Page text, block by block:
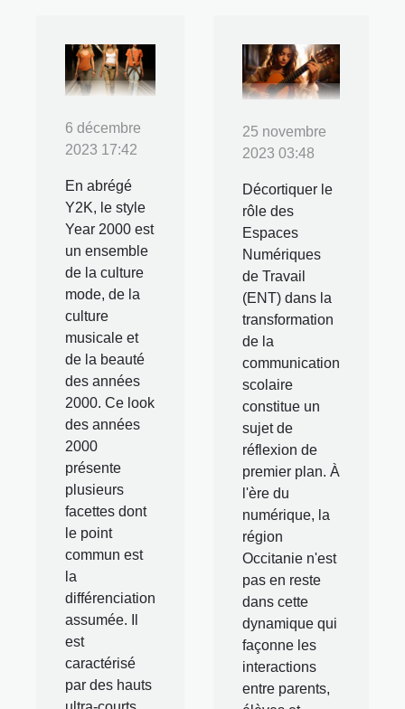
6 décembre
2023 17:42
En abrégé
Y2K, le style
Year 2000 est
un ensemble
de la culture
mode, de la
culture
musicale et
de la beauté
des années
2000. Ce look
des années
2000
présente
plusieurs
facettes dont
le point
commun est
la
différenciation
assumée. Il
est
caractérisé
par des hauts
25 novembre
2023 03:48
Décortiquer le
rôle des
Espaces
Numériques
de Travail
(ENT) dans la
transformation
de la
communication
scolaire
constitue un
sujet de
réflexion de
premier plan. À
l'ère du
numérique, la
région
Occitanie n'est
pas en reste
dans cette
dynamique qui
façonne les
interactions
entre parents,